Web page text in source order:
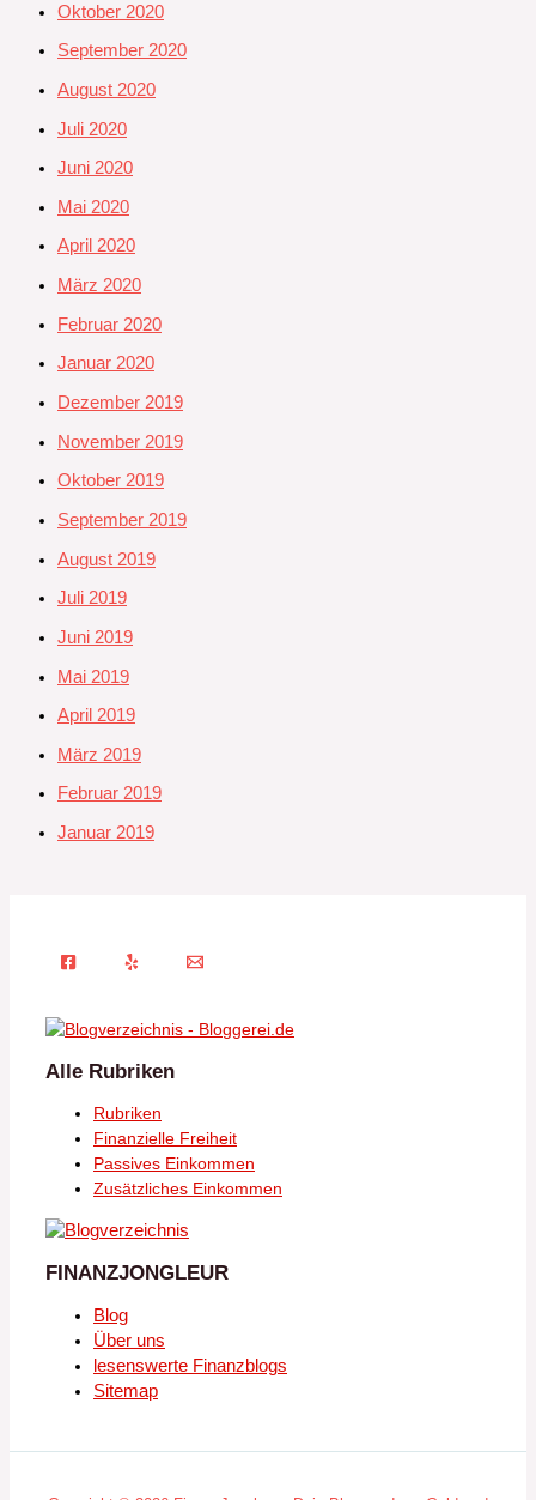
Oktober 2020
September 2020
August 2020
Juli 2020
Juni 2020
Mai 2020
April 2020
März 2020
Februar 2020
Januar 2020
Dezember 2019
November 2019
Oktober 2019
September 2019
August 2019
Juli 2019
Juni 2019
Mai 2019
April 2019
März 2019
Februar 2019
Januar 2019
Alle Rubriken
Rubriken
Finanzielle Freiheit
Passives Einkommen
Zusätzliches Einkommen
FINANZJONGLEUR
Blog
Über uns
lesenswerte Finanzblogs
Sitemap